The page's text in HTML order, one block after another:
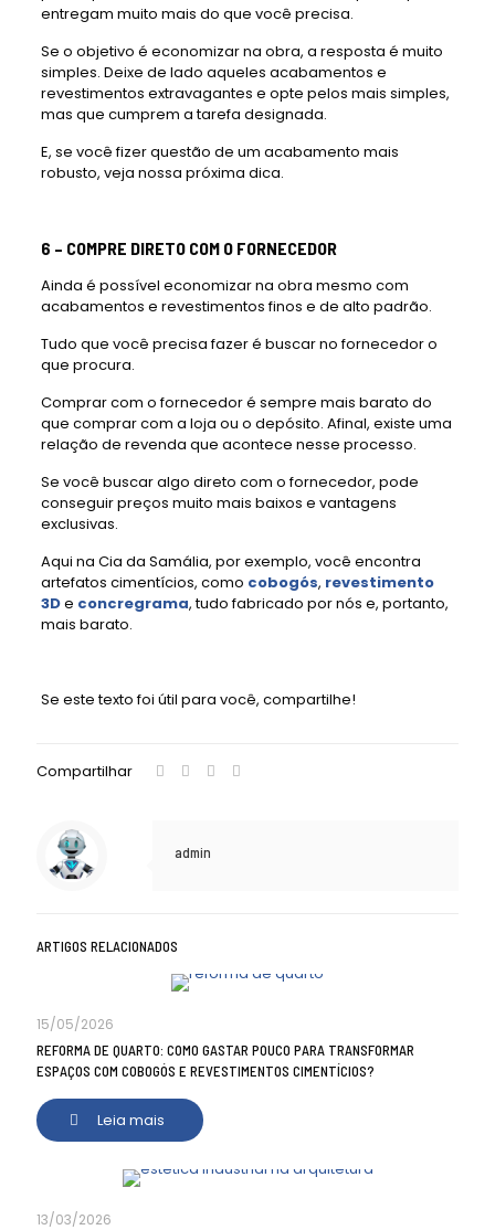
entregam muito mais do que você precisa.
Se o objetivo é economizar na obra, a resposta é muito
simples. Deixe de lado aqueles acabamentos e
revestimentos extravagantes e opte pelos mais simples,
mas que cumprem a tarefa designada.
E, se você fizer questão de um acabamento mais
robusto, veja nossa próxima dica.
6 – COMPRE DIRETO COM O FORNECEDOR
Ainda é possível economizar na obra mesmo com
acabamentos e revestimentos finos e de alto padrão.
Tudo que você precisa fazer é buscar no fornecedor o
que procura.
Comprar com o fornecedor é sempre mais barato do
que comprar com a loja ou o depósito. Afinal, existe uma
relação de revenda que acontece nesse processo.
Se você buscar algo direto com o fornecedor, pode
conseguir preços muito mais baixos e vantagens
exclusivas.
Aqui na Cia da Samália, por exemplo, você encontra
artefatos cimentícios, como cobogós, revestimento
3De concregrama, tudo fabricado por nós e, portanto,
mais barato.
Se este texto foi útil para você, compartilhe!
Compartilhar
admin
ARTIGOS RELACIONADOS
15/05/2026
REFORMA DE QUARTO: COMO GASTAR POUCO PARA TRANSFORMAR
ESPAÇOS COM COBOGÓS E REVESTIMENTOS CIMENTÍCIOS?
Leia mais
13/03/2026